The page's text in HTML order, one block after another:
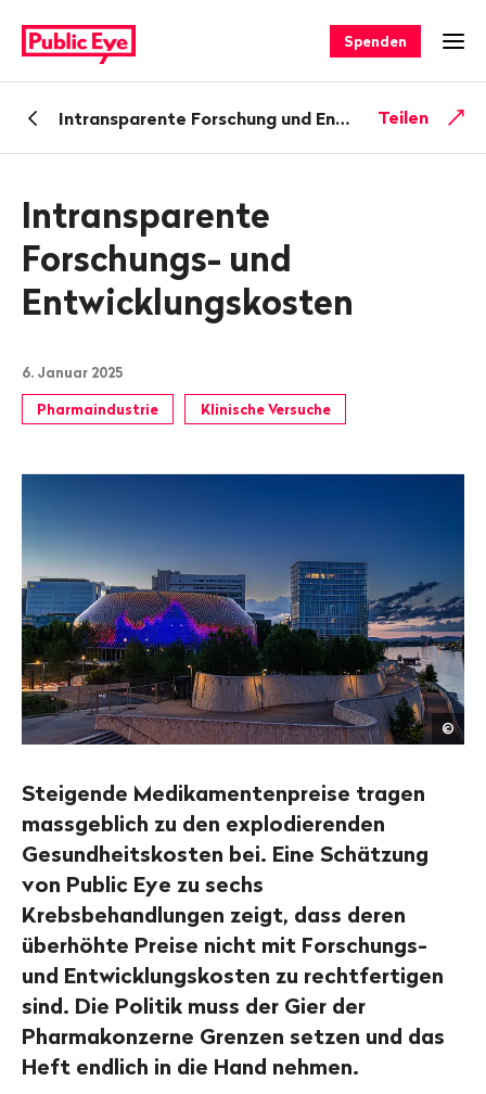
auf
publiceye.ch
Spenden
ZurückIntransparente Forschung und Entwicklung von Medikamenten Teilen
Intransparente
Forschungs- und
Entwicklungskosten
6. Januar 2025
Pharmaindustrie Klinische Versuche
©
Steigende Medikamentenpreise tragen
massgeblich zu den explodierenden
Gesundheitskosten bei. Eine Schätzung
von Public Eye zu sechs
Krebsbehandlungen zeigt, dass deren
überhöhte Preise nicht mit Forschungs-
und Entwicklungskosten zu rechtfertigen
sind. Die Politik muss der Gier der
Pharmakonzerne Grenzen setzen und das
Heft endlich in die Hand nehmen.